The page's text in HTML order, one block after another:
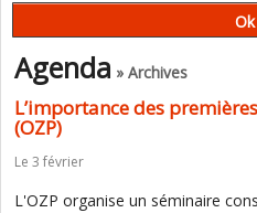
Agenda » Archives
L’importance des
(OZP)
Le 3 février
L'OZP organise un séminaire